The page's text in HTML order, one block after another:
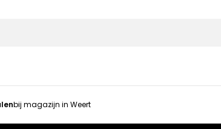
bij magazijn in Weert